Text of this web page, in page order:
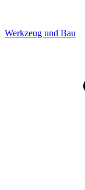
Werkzeug und Bau